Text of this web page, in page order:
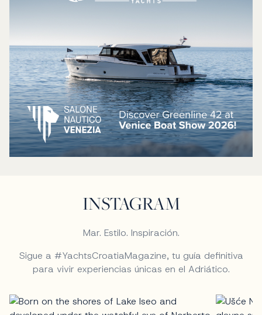
INSTAGRAM
Mar. Estilo. Inspiración.
Sigue a #YachtsCroatiaMagazine, tu guía definitiva
para vivir experiencias únicas en el Adriático.